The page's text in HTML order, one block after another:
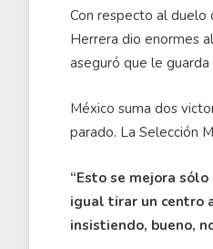
Con respecto al duelo
Herrera dio enormes
aseguró que le
México suma dos
parado. La Selección
“Esto se mejora
igual tirar un centro
insistiendo, bueno,